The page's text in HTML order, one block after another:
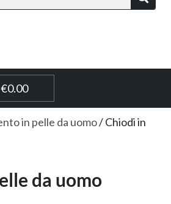
€0.00
in pelle da uomo/ Chiodi in
da uomo